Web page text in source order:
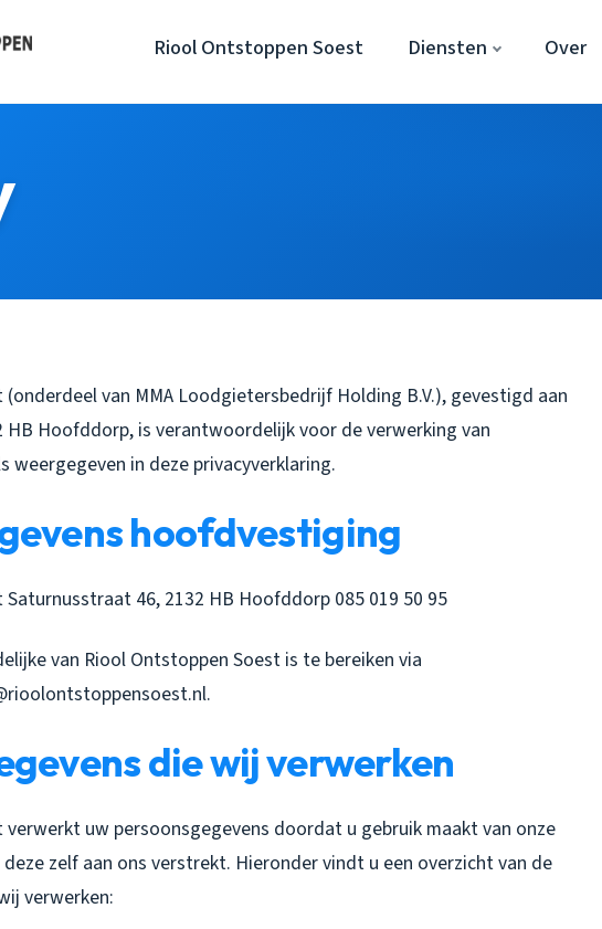
Riool Ontstoppen Soest Diensten Over
van MMA Loodgietersbedrijf Holding B.V.), gevestigd aan
HB Hoofddorp, is verantwoordelijk voor de verwerking van
weergegeven in deze privacyverklaring.
hoofdvestiging
46, 2132 HB Hoofddorp 085 019 50 95
van Riool Ontstoppen Soest is te bereiken via
die wij verwerken
verwerkt uw persoonsgegevens doordat u gebruik maakt van onze
zelf aan ons verstrekt. Hieronder vindt u een overzicht van de
verwerken: